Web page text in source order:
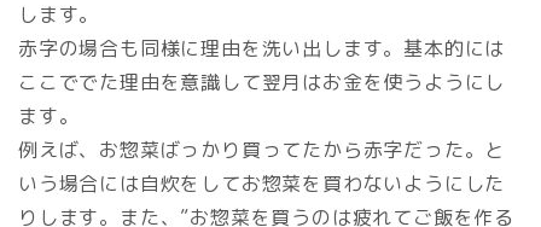
します。
赤字の場合も同様に理由を洗い出します。基本的には
ここででた理由を意識して翌月はお金を使うようにし
ます。
例えば、お惣菜ばっかり買ってたから赤字だった。と
いう場合には自炊をしてお惣菜を買わないようにした
りします。また、”お惣菜を買うのは疲れてご飯を作る